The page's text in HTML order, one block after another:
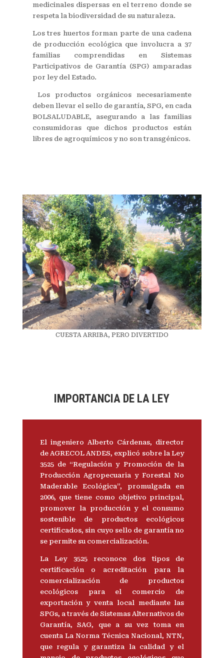
medicinales dispersas en el terreno donde se
respeta la biodiversidad de su naturaleza.
Los tres huertos forman parte de una cadena
de producción ecológica que involucra a 37
familias comprendidas en Sistemas
Participativos de Garantía (SPG) amparadas
por ley del Estado.
Los productos orgánicos necesariamente
deben llevar el sello de garantía, SPG, en cada
BOLSALUDABLE, asegurando a las familias
consumidoras que dichos productos están
libres de agroquímicos y no son transgénicos.
CUESTA ARRIBA, PERO DIVERTIDO
IMPORTANCIA DE LA LEY
El ingeniero Alberto Cárdenas, director
de AGRECOL ANDES, explicó sobre la Ley
3525 de “Regulación y Promoción de la
Producción Agropecuaria y Forestal No
Maderable Ecológica”, promulgada en
2006, que tiene como objetivo principal,
promover la producción y el consumo
sostenible de productos ecológicos
certificados, sin cuyo sello de garantía no
se permite su comercialización.
La Ley 3525 reconoce dos tipos de
certificación o acreditación para la
comercialización de productos
ecológicos para el comercio de
exportación y venta local mediante las
SPGs, a través de Sistemas Alternativos de
Garantía, SAG, que a su vez toma en
cuenta La Norma Técnica Nacional, NTN,
que regula y garantiza la calidad y el